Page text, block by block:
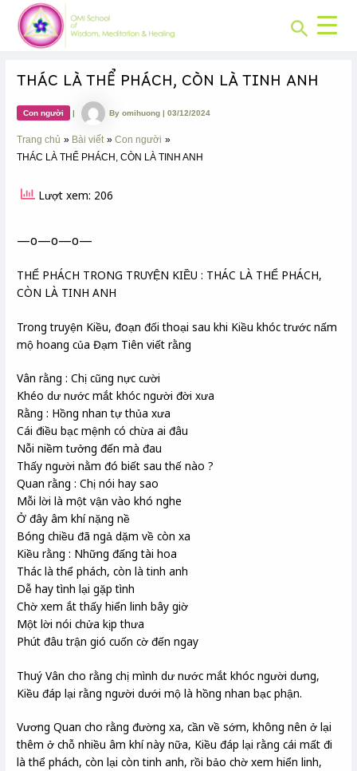
content
Search
THÁC LÀ THỂ PHÁCH, CÒN LÀ TINH ANH
Con người | Byomihuong|03/12/2024
Trang chủ Bài viết
Con người
THÁC LÀ THỂ PHÁCH, CÒN LÀ TINH ANH
Lượt xem: 206
—o—o—o—
THỂ PHÁCH TRONG TRUYỆN KIỀU : THÁC LÀ THỂ PHÁCH,
CÒN LÀ TINH ANH
Trong truyện Kiều, đoạn đối thoại sau khi Kiều khóc trước nấm
mộ hoang của Đạm Tiên viết rằng
Vân rằng : Chị cũng nực cười
Khéo dư nước mắt khóc người đời xưa
Rằng : Hồng nhan tự thủa xưa
Cái điều bạc mệnh có chừa ai đâu
Nỗi niềm tưởng đến mà đau
Thấy người nằm đó biết sau thế nào ?
Quan rằng : Chị nói hay sao
Mỗi lời là một vận vào khó nghe
Ở đây âm khí nặng nề
Bóng chiều đã ngả dặm về còn xa
Kiều rằng : Những đấng tài hoa
Thác là thể phách, còn là tinh anh
Dễ hay tình lại gặp tình
Chờ xem ắt thấy hiển linh bây giờ
Một lời nói chửa kịp thưa
Phút đâu trận gió cuốn cờ đến ngay
Thuý Vân cho rằng chị mình dư nước mắt khóc người dưng,
Kiều đáp lại rằng người dưới mộ là hồng nhan bạc phận.
Vương Quan cho rằng đường xa, cần về sớm, không nên ở lại
thêm ở chỗ nhiều âm khí này nữa, Kiều đáp lại rằng cái mất đi
là thể phách, còn lại còn tinh anh, rồi bảo chờ xem hiển linh,
Post
navigation
CHUYÊN
MỤC: